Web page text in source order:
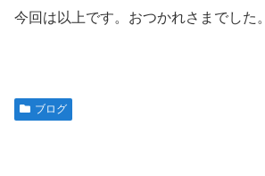
今回は以上です。おつかれさまでした。
ブログ